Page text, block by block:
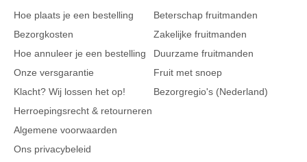
Hoe plaats je een bestelling
Bezorgkosten
Hoe annuleer je een bestelling
Onze versgarantie
Klacht? Wij lossen het op!
Herroepingsrecht & retourneren
Algemene voorwaarden
Ons privacybeleid
Beterschap fruitmanden
Zakelijke fruitmanden
Duurzame fruitmanden
Fruit met snoep
Bezorgregio's (Nederland)